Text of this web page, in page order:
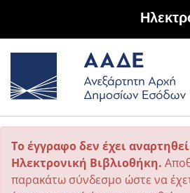
Το έγγραφο δεν έχει
Ηλεκτρονική Βιβλιοθήκη.
παρακάτω σύνδεσμο ώστε να